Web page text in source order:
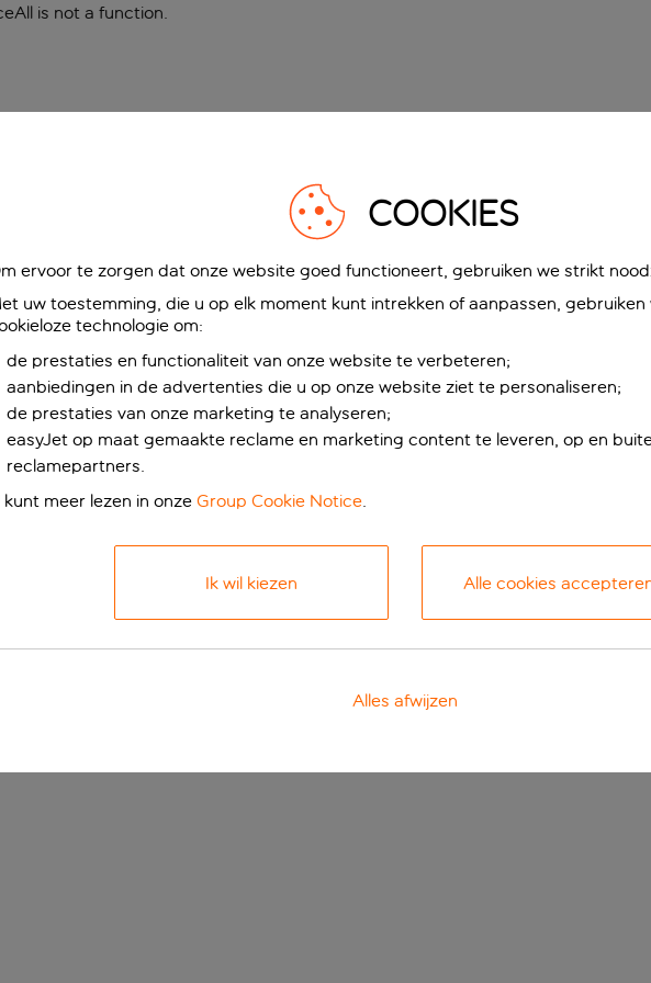
is not a function.
COOKIES
ervoor te zorgen dat onze website goed functioneert, gebruiken we strikt
uw toestemming, die u op elk moment kunt intrekken of aanpassen, gebruiken
technologie om:
de prestaties en functionaliteit van onze website te verbeteren;
aanbiedingen in de advertenties die u op onze website ziet te personaliseren;
de prestaties van onze marketing te analyseren;
easyJet op maat gemaakte reclame en marketing content te leveren, op en
reclamepartners.
kunt meer lezen in onze Group Cookie Notice.
Ik wil kiezen Alle cookies
Alles afwijzen